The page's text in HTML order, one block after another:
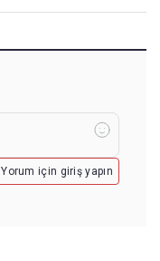
Yorum için giriş yapın